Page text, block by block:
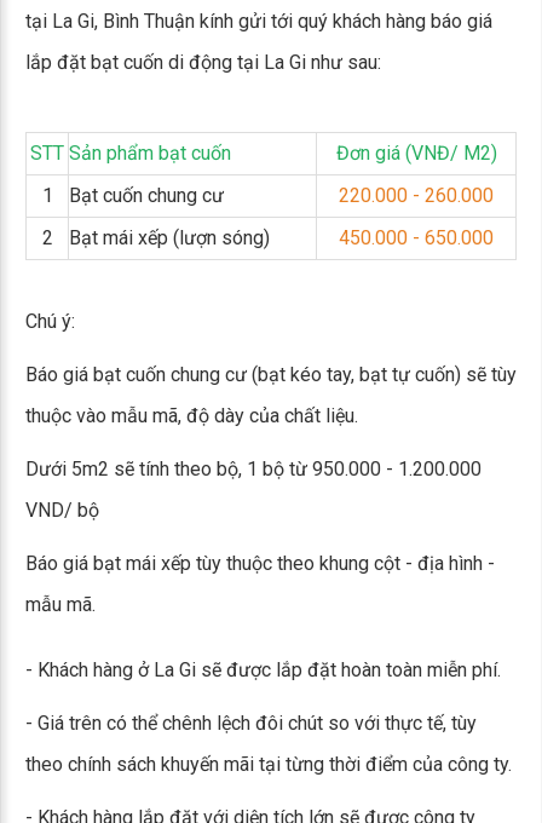
tại La Gi, Bình Thuận kính gửi tới quý khách hàng báo giá
lắp đặt bạt cuốn di động tại La Gi như sau:
STT Sản phẩm bạt cuốn
Đơn giá (VNĐ/ M2)
1
Bạt cuốn chung cư
220.000 - 260.000
2
Bạt mái xếp (lượn sóng) 450.000 - 650.000
Chú ý:
Báo giá bạt cuốn chung cư (bạt kéo tay, bạt tự cuốn) sẽ tùy
thuộc vào mẫu mã, độ dày của chất liệu.
Dưới 5m2 sẽ tính theo bộ, 1 bộ từ 950.000 - 1.200.000
VND/ bộ
Báo giá bạt mái xếp tùy thuộc theo khung cột - địa hình -
mẫu mã.
- Khách hàng ở La Gi sẽ được lắp đặt hoàn toàn miễn phí.
- Giá trên có thể chênh lệch đôi chút so với thực tế, tùy
theo chính sách khuyến mãi tại từng thời điểm của công ty.
- Khách hàng lắp đặt với diện tích lớn sẽ được công ty